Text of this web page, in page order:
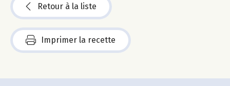
Retour à la liste
Imprimer la recette